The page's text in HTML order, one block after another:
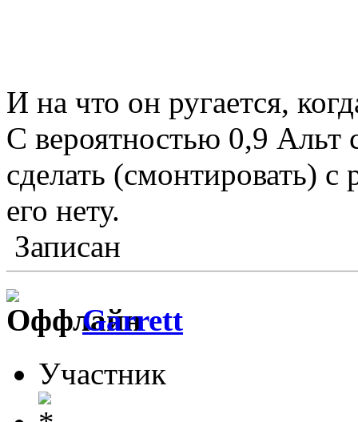
И на что он ругается,
С вероятностью 0,9 Альт
сделать (смонтировать)
его нету.
Записан
Garrett
Участник